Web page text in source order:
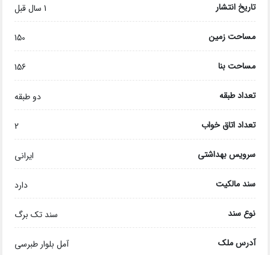
تاریخ انتشار 1 سال قبل
مساحت زمین 150
مساحت بنا 156
تعداد طبقه دو طبقه
تعداد اتاق خواب 2
سرویس بهداشتی ایرانی
سند مالکیت دارد
نوع سند سند تک برگ
آدرس ملک آمل بلوار طبرسی